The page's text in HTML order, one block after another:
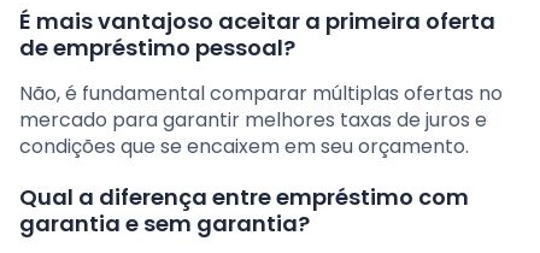
É mais vantajoso aceitar a primeira oferta
de empréstimo pessoal?
Não, é fundamental comparar múltiplas ofertas no
mercado para garantir melhores taxas de juros e
condições que se encaixem em seu orçamento.
Qual a diferença entre empréstimo com
garantia e sem garantia?